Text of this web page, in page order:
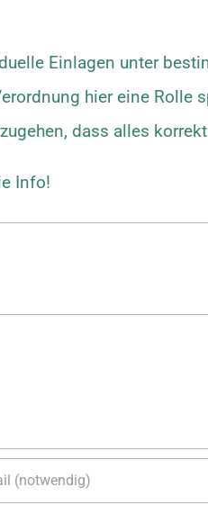
Einlagen unter
hier eine Rolle
dass alles
Info!